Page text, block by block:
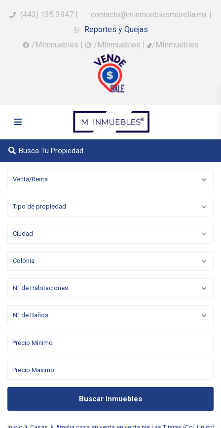
(443) 135 3947 | contacto@minmueblesmorelia.mx |
Reportes y Quejas
/MInmuebles | /MInmuebles | /MInmuebles
Busca Tu Propiedad
Venta/Renta
Tipo de propiedad
Ciudad
Colonia
N° de Habitaciones
N° de Baños
Buscar Inmuebles